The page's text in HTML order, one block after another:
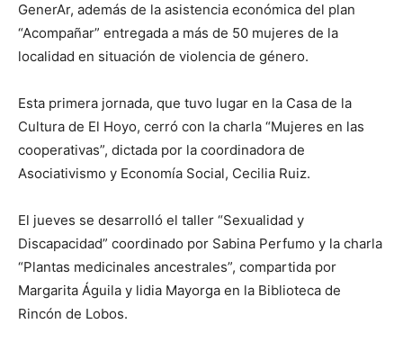
GenerAr, además de la asistencia económica del plan
“Acompañar” entregada a más de 50 mujeres de la
localidad en situación de violencia de género.
Esta primera jornada, que tuvo lugar en la Casa de la
Cultura de El Hoyo, cerró con la charla “Mujeres en las
cooperativas”, dictada por la coordinadora de
Asociativismo y Economía Social, Cecilia Ruiz.
El jueves se desarrolló el taller “Sexualidad y
Discapacidad” coordinado por Sabina Perfumo y la charla
“Plantas medicinales ancestrales”, compartida por
Margarita Águila y lidia Mayorga en la Biblioteca de
Rincón de Lobos.